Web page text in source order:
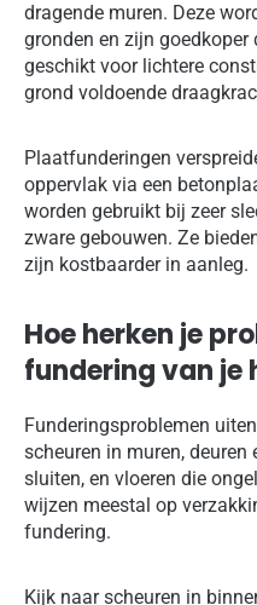
dragende muren. Deze
gronden en zijn
geschikt voor lichtere
grond voldoende
Plaatfunderingen
oppervlak via een
worden gebruikt bij zeer
zware gebouwen. Ze
zijn kostbaarder in aanleg.
Hoe herken je
fundering van je
Funderingsproblemen
scheuren in muren, deuren
sluiten, en vloeren die
wijzen meestal op
fundering.
Kijk naar scheuren in